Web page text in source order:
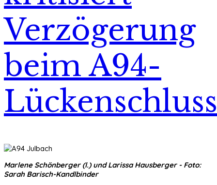
Verzögerung
beim A94-
Lückenschluss
Marlene Schönberger (l.) und Larissa Hausberger - Foto:
Sarah Barisch-Kandlbinder